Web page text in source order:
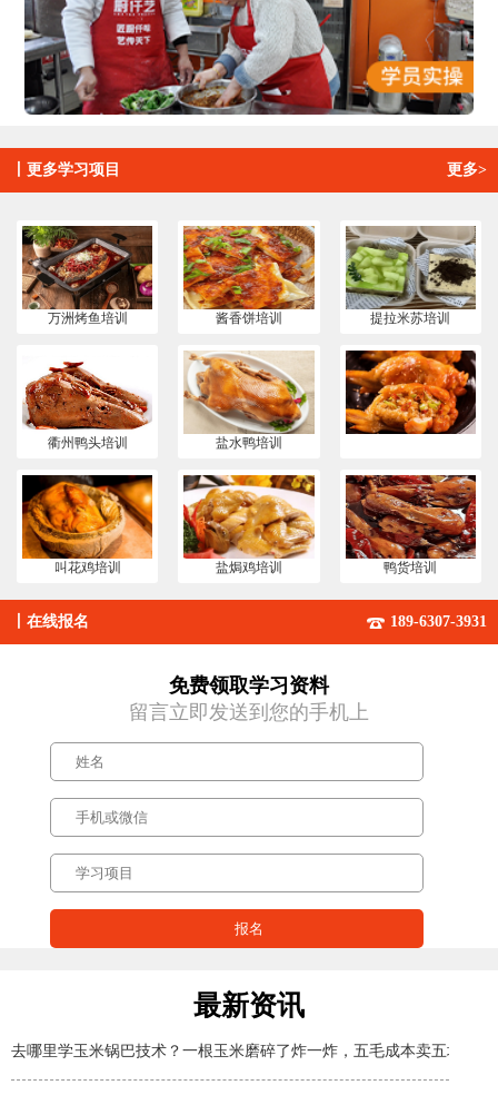
更多学习项目 更多>
万洲烤鱼培训 酱香饼培训 提拉米苏培训
衢州鸭头培训 盐水鸭培训
叫花鸡培训 盐焗鸡培训 鸭货培训
在线报名 189-6307-3931
免费领取学习资料
留言立即发送到您的手机上
最新资讯
去哪里学玉米锅巴技术？一根玉米磨碎了炸一炸，五毛成本卖五块